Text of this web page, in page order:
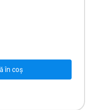
în coș